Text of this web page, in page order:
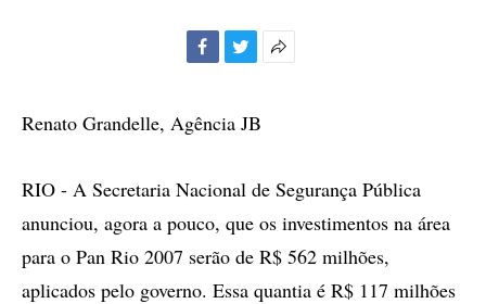
Renato Grandelle, Agência JB
RIO - A Secretaria Nacional de Segurança Pública
anunciou, agora a pouco, que os investimentos na área
para o Pan Rio 2007 serão de R$ 562 milhões,
aplicados pelo governo. Essa quantia é R$ 117 milhões